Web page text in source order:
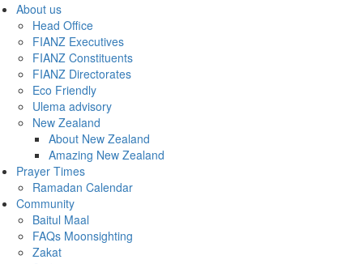
About us
Head Office
FIANZ Executives
FIANZ Constituents
FIANZ Directorates
Eco Friendly
Ulema advisory
New Zealand
About New Zealand
Amazing New Zealand
Prayer Times
Ramadan Calendar
Community
Baitul Maal
FAQs Moonsighting
Zakat